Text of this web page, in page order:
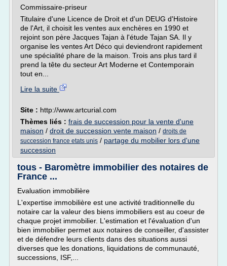
Commissaire-priseur
Titulaire d'une Licence de Droit et d'un DEUG d'Histoire
de l'Art, il choisit les ventes aux enchères en 1990 et
rejoint son père Jacques Tajan à l'étude Tajan SA. Il y
organise les ventes Art Déco qui deviendront rapidement
une spécialité phare de la maison. Trois ans plus tard il
prend la tête du secteur Art Moderne et Contemporain
tout en...
Lire la suite
Site : http://www.artcurial.com
Thèmes liés : frais de succession pour la vente d'une
maison / droit de succession vente maison / droits de
succession france etats unis / partage du mobilier lors d'une
succession
tous - Baromètre immobilier des notaires de
France ...
Evaluation immobilière
L'expertise immobilière est une activité traditionnelle du
notaire car la valeur des biens immobiliers est au coeur de
chaque projet immobilier. L'estimation et l'évaluation d'un
bien immobilier permet aux notaires de conseiller, d'assister
et de défendre leurs clients dans des situations aussi
diverses que les donations, liquidations de communauté,
successions, ISF,...